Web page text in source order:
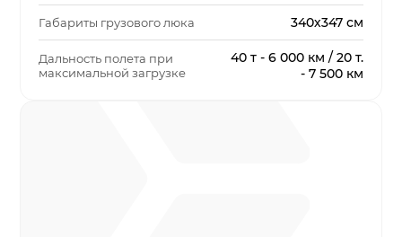
Габариты грузового люка 340х347 см
Дальность полета при
максимальной загрузке
40 т - 6 000 км / 20 т.
- 7 500 км